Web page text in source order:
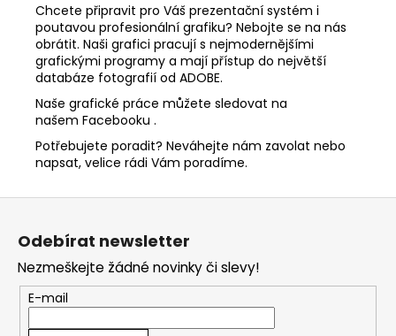
Chcete připravit pro Váš prezentační systém i
poutavou profesionální grafiku? Nebojte se na nás
obrátit. Naši grafici pracují s nejmodernějšími
grafickými programy a mají přístup do největší
databáze fotografií od ADOBE.
Naše grafické práce můžete sledovat na
našem Facebooku .
Potřebujete poradit? Neváhejte nám zavolat nebo
napsat, velice rádi Vám poradíme.
Původně:
800
Z
Odebírat newsletter
Nezmeškejte žádné novinky či slevy!
E-mail